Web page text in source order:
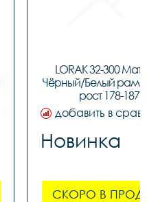
LORAK 32-300
Чёрный/Белый рама
рост 178-187)
добавить в
Новинка
СКОРО В